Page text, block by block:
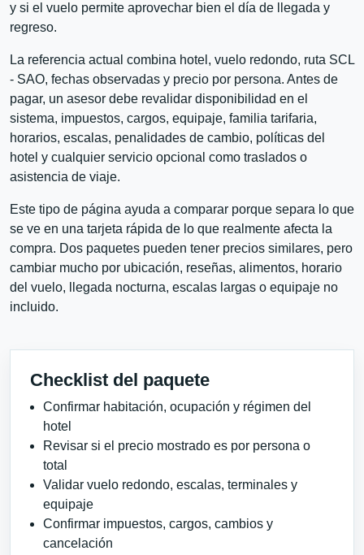
y si el vuelo permite aprovechar bien el día de llegada y
regreso.
La referencia actual combina hotel, vuelo redondo, ruta SCL
- SAO, fechas observadas y precio por persona. Antes de
pagar, un asesor debe revalidar disponibilidad en el
sistema, impuestos, cargos, equipaje, familia tarifaria,
horarios, escalas, penalidades de cambio, políticas del
hotel y cualquier servicio opcional como traslados o
asistencia de viaje.
Este tipo de página ayuda a comparar porque separa lo que
se ve en una tarjeta rápida de lo que realmente afecta la
compra. Dos paquetes pueden tener precios similares, pero
cambiar mucho por ubicación, reseñas, alimentos, horario
del vuelo, llegada nocturna, escalas largas o equipaje no
incluido.
Checklist del paquete
Confirmar habitación, ocupación y régimen del
hotel
Revisar si el precio mostrado es por persona o
total
Validar vuelo redondo, escalas, terminales y
equipaje
Confirmar impuestos, cargos, cambios y
cancelación